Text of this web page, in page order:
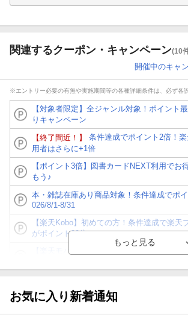
関連するクーポン・キャンペーン(10
開催中のキャ
※エントリー必要の有無や実施期間等の各種詳細条件は、必ず各
【対象者限定】全ジャンル対象！ポイント
りキャンペーン
【終了間近！】
条件達成でポイント2倍！
用者はさらに+1倍
【ポイント3倍】図書カードNEXT利用でお
もう♪
本・雑誌在庫あり商品対象！条件達成でポ
026/8/1-8/31
【楽天Kobo】初めての方！条件達成で楽天
がポイント20倍
【楽天モバイルご利用者限定】条件達成で
ト山分け
お気に入り新着通知